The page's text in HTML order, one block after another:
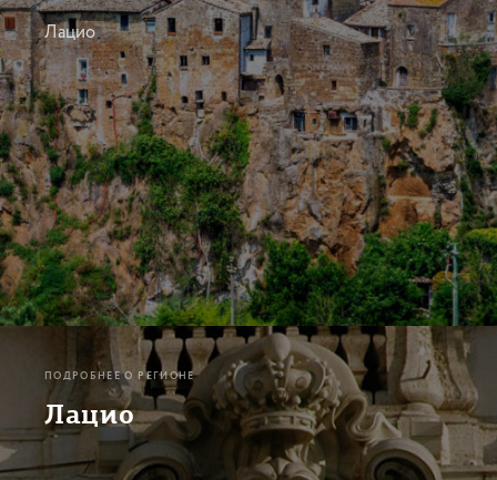
Лацио
ПОДРОБНЕЕ О РЕГИОНЕ
Лацио